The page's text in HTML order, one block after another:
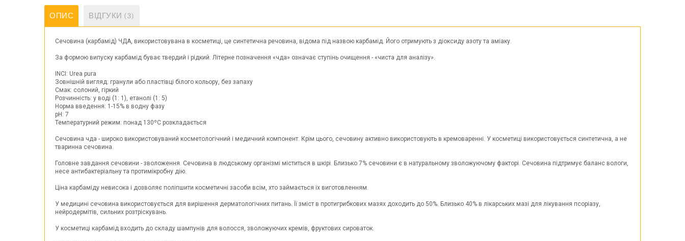
ОПИС ВІДГУКИ (3)
Сечовина (карбамід) ЧДА, використовувана в косметиці, це синтетична речовина, відома під назвою карбамід. Його отримують з діоксиду азоту та аміаку.
За формою випуску карбамід буває твердий і рідкий. Літерне позначення «чда» означає ступінь очищення - «чиста для аналізу».
INCI: Urea pura
Зовнішній вигляд: гранули або пластівці білого кольору, без запаху
Смак: солоний, гіркий
Розчинність: у воді (1: 1), етанолі (1: 5)
Норма введення: 1-15% в водну фазу
pH: 7
Температурний режим: понад 130ºС розкладається
Сечовина чда - широко використовуваний косметологічний і медичний компонент. Крім цього, сечовину активно використовують в кремоваренні. У косметиці використовується синтетична, а не
тваринна сечовина.
Головне завдання сечовини - зволоження. Сечовина в людському організмі міститься в шкірі. Близько 7% сечовини є в натуральному зволожуючому факторі. Сечовина підтримує баланс вологи,
несе антибактеріальну та протимікробну дію.
Ціна карбаміду невисока і дозволяє поліпшити косметичні засоби всім, хто займається їх виготовленням.
У медицині сечовина використовується для вирішення дерматологічних питань. Її зміст в протигрибкових мазях доходить до 50%. Близько 40% в лікарських мазі для лікування псоріазу,
нейродермітів, сильних розтріскувань.
У косметиці карбамід входить до складу шампунів для волосся, зволожуючих кремів, фруктових сироваток.